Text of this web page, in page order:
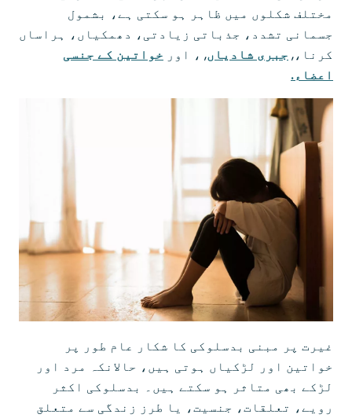
مختلف شکلوں میں ظاہر ہو سکتی ہے، بشمول
جسمانی تشدد، جذباتی زیادتی، دھمکیاں، ہراساں
کرنا،, جبری شادیاں, ، اور خواتین کے جنسی
اعضاء.
غیرت پر مبنی بدسلوکی کا شکار عام طور پر
خواتین اور لڑکیاں ہوتی ہیں، حالانکہ مرد اور
لڑکے بھی متاثر ہو سکتے ہیں۔ بدسلوکی اکثر
رویے، تعلقات، جنسیت، یا طرز زندگی سے متعلق